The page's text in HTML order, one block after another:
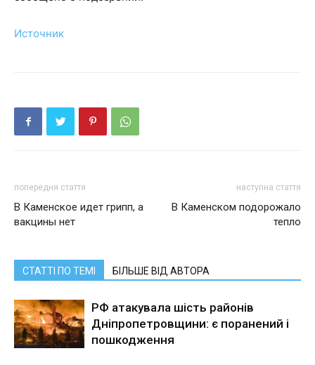
Источник
попередня стаття
В Каменское идет грипп, а
вакцины нет
наступна стаття
В Каменском подорожало
тепло
СТАТТІ ПО ТЕМІ БІЛЬШЕ ВІД АВТОРА
РФ атакувала шість районів
Дніпропетровщини: є поранений і
пошкодження